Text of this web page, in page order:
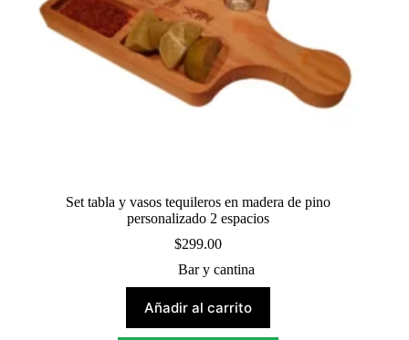
Set tabla y vasos tequileros en madera de pino
personalizado 2 espacios
$299.00
Bar y cantina
Añadir al carrito